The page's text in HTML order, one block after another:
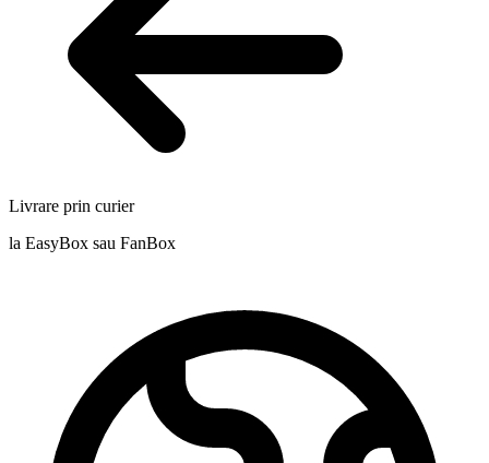
Livrare prin curier
la EasyBox sau FanBox